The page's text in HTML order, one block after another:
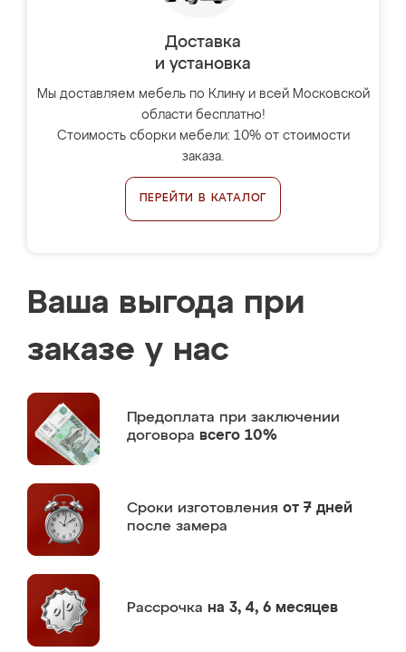
Доставка
и установка
Мы доставляем мебель по Клину и всей Московской
области бесплатно!
Стоимость сборки мебели: 10% от стоимости
заказа.
ПЕРЕЙТИ В КАТАЛОГ
Ваша выгода при
заказе у нас
Предоплата при заключении
договора всего 10%
Сроки изготовления от 7 дней
после замера
Рассрочка на 3, 4, 6 месяцев